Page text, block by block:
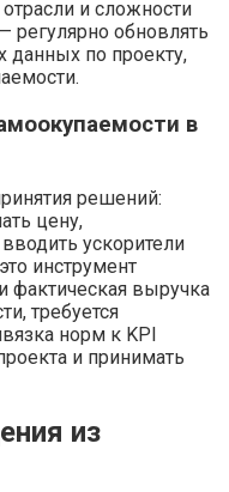
и сложности
регулярно обновлять
данных по проекту,
в
решений:
цену,
ускорители
инструмент
фактическая выручка
требуется
норм к KPI
и принимать
из